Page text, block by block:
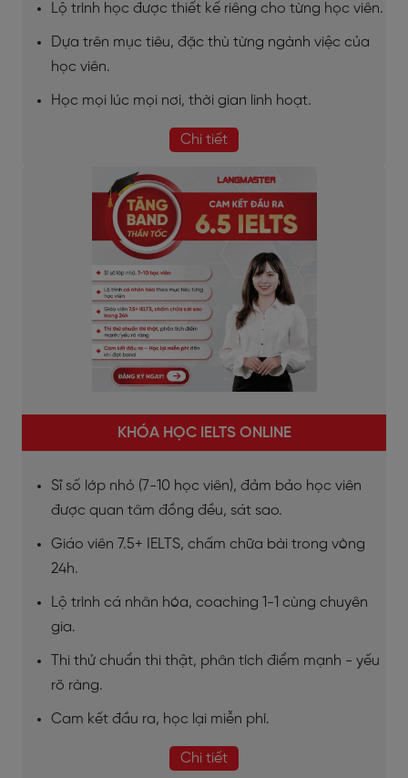
Lộ trình học được thiết kế riêng cho từng học viên.
Dựa trên mục tiêu, đặc thù từng ngành việc của
học viên.
Học mọi lúc mọi nơi, thời gian linh hoạt.
Chi tiết
KHÓA HỌC IELTS ONLINE
Sĩ số lớp nhỏ (7-10 học viên), đảm bảo học viên
được quan tâm đồng đều, sát sao.
Giáo viên 7.5+ IELTS, chấm chữa bài trong vòng
24h.
Lộ trình cá nhân hóa, coaching 1-1 cùng chuyên
gia.
Thi thử chuẩn thi thật, phân tích điểm mạnh - yếu
rõ ràng.
Cam kết đầu ra, học lại miễn phí.
Chi tiết